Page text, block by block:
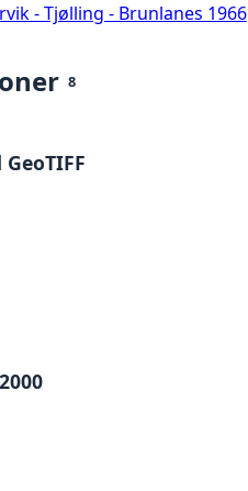
- Tjølling - Brunlanes 1966
8